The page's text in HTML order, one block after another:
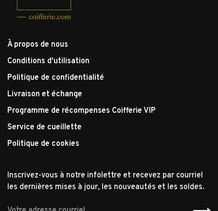
À propos de nous
Conditions d'utilisation
Politique de confidentialité
Livraison et échange
Programme de récompenses Coifferie VIP
Service de cueillette
Politique de cookies
Inscrivez-vous à notre infolettre et recevez par courriel
les dernières mises à jour, les nouveautés et les soldes.